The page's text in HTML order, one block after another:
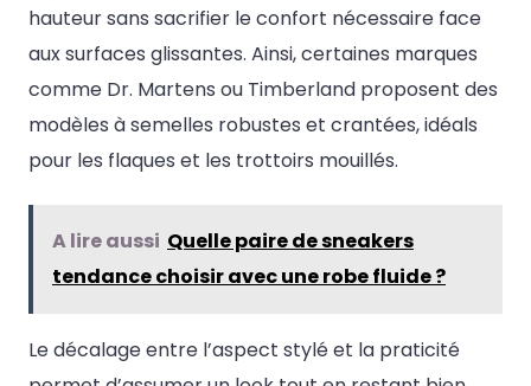
hauteur sans sacrifier le confort nécessaire face
aux surfaces glissantes. Ainsi, certaines marques
comme Dr. Martens ou Timberland proposent des
modèles à semelles robustes et crantées, idéals
pour les flaques et les trottoirs mouillés.
A lire aussi Quelle paire de sneakers
tendance choisir avec une robe fluide ?
Le décalage entre l’aspect stylé et la praticité